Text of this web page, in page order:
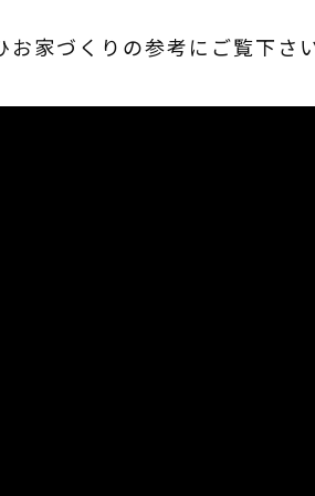
お家づくりの参考にご覧下さ